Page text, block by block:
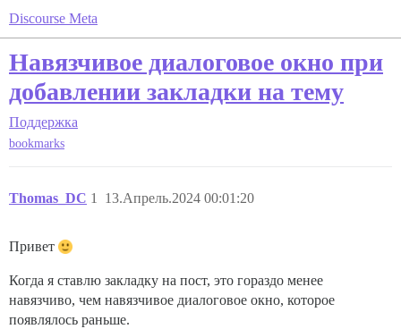
Discourse Meta
Навязчивое диалоговое окно при
добавлении закладки на тему
Поддержка
bookmarks
Thomas_DC 13.Апрель.2024 00:01:20
1
Привет
Когда я ставлю закладку на пост, это гораздо менее
навязчиво, чем навязчивое диалоговое окно, которое
появлялось раньше.